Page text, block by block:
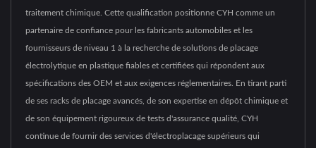
traitement chimique. Cette qualification positionne CYH comme un
partenaire de confiance pour les fabricants automobiles et les
fournisseurs de niveau 1 à la recherche de solutions de placage
électrolytique en plastique fiables et certifiées qui répondent aux
spécifications des OEM et aux exigences réglementaires. En tirant parti
de ses racks de placage avancés, de son expertise en dépôt chimique et
de son équipement rigoureux de tests d'assurance qualité, CYH
continue de fournir des services d'électroplacage supérieurs qui